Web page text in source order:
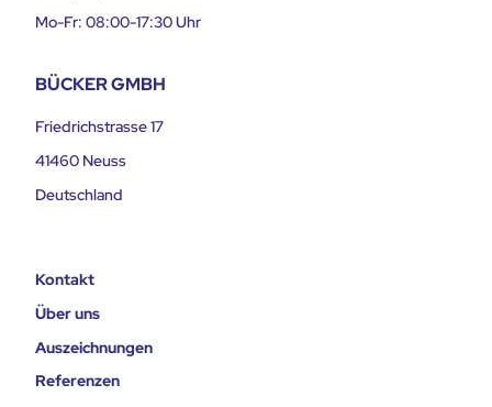
Mo-Fr: 08:00-17:30 Uhr
BÜCKER GMBH
Friedrichstrasse 17
41460 Neuss
Deutschland
Kontakt
Über uns
Auszeichnungen
Referenzen